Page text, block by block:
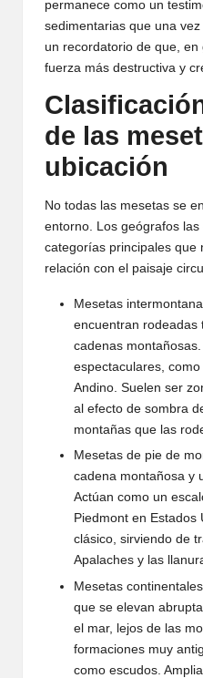
permanece como un
sedimentarias que una
un recordatorio de que,
fuerza más destructiva y
de las
ubicación
No todas las mesetas se
entorno. Los geógrafos
categorías principales que
relación con el paisaje
Mesetas
encuentran rodeadas
cadenas
espectaculares,
Andino. Suelen ser
al efecto de sombra
montañas que las
Mesetas de pie de
cadena montañosa y
Actúan como un
Piedmont en Estados
clásico, sirviendo de
Apalaches y las
Mesetas
que se elevan
el mar, lejos de las
formaciones muy
como escudos.